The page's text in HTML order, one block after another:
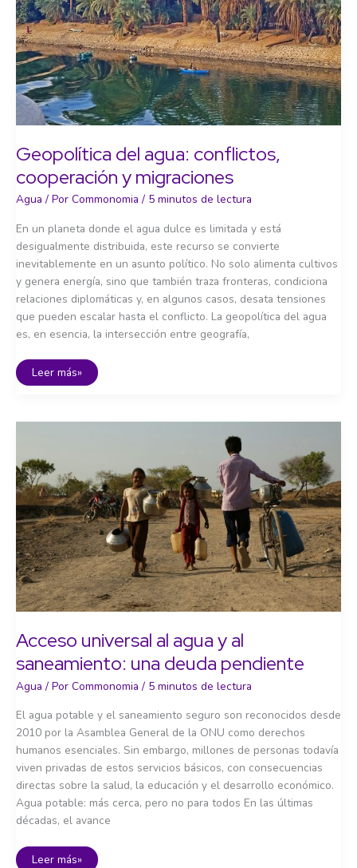
Geopolítica del agua: conflictos,
cooperación y migraciones
Agua / Por Commonomia / 5 minutos de lectura
En un planeta donde el agua dulce es limitada y está
desigualmente distribuida, este recurso se convierte
inevitablemente en un asunto político. No solo alimenta cultivos
y genera energía, sino que también traza fronteras, condiciona
relaciones diplomáticas y, en algunos casos, desata tensiones
que pueden escalar hasta el conflicto. La geopolítica del agua
es, en esencia, la intersección entre geografía,
Geopolítica
del
y
Leer más»
Acceso universal al agua y al
saneamiento: una deuda pendiente
Agua / Por Commonomia / 5 minutos de lectura
El agua potable y el saneamiento seguro son reconocidos desde
2010 por la Asamblea General de la ONU como derechos
humanos esenciales. Sin embargo, millones de personas todavía
viven privadas de estos servicios básicos, con consecuencias
directas sobre la salud, la educación y el desarrollo económico.
Agua potable: más cerca, pero no para todos En las últimas
décadas, el avance
Acceso
Leer más»